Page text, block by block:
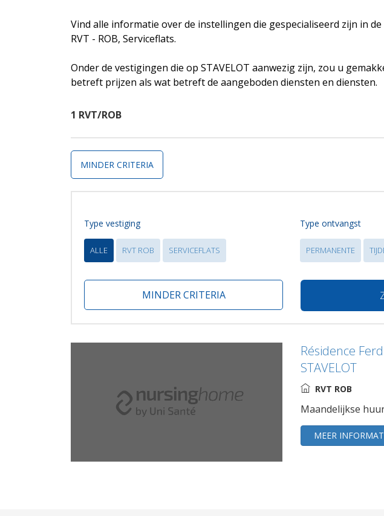
Vind alle informatie over de instellingen die gespecialiseerd zijn in
RVT - ROB, Serviceflats.
Onder de vestigingen die op STAVELOT aanwezig zijn, zou u
betreft prijzen als wat betreft de aangeboden diensten en diensten.
1 RVT/ROB
MINDER CRITERIA
Type vestiging
ALLE RVT ROB SERVICEFLATS
Type ontvangst
PERMANENTE
MINDER CRITERIA
Résidence
STAVELOT
RVT ROB
Maandelijkse
MEER